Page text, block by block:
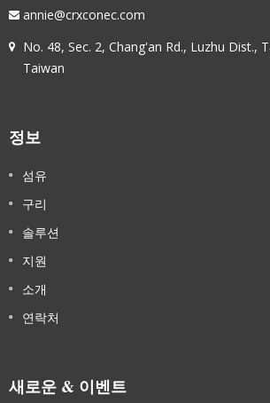
annie@crxconec.com
No. 48, Sec. 2, Chang'an Rd., Luzhu Dist.,
Taiwan
정보
섬유
구리
솔루션
지원
소개
연락처
새로운 & 이벤트